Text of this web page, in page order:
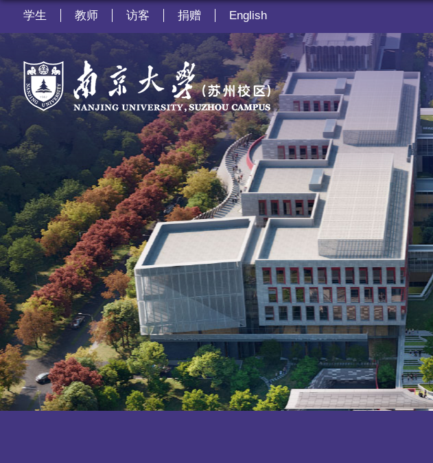
学生 教师 访客 捐赠 English